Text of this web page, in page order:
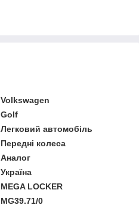
Volkswagen
Golf
Легковий автомобіль
Передні колеса
Аналог
Україна
MEGA LOCKER
MG39.71/0